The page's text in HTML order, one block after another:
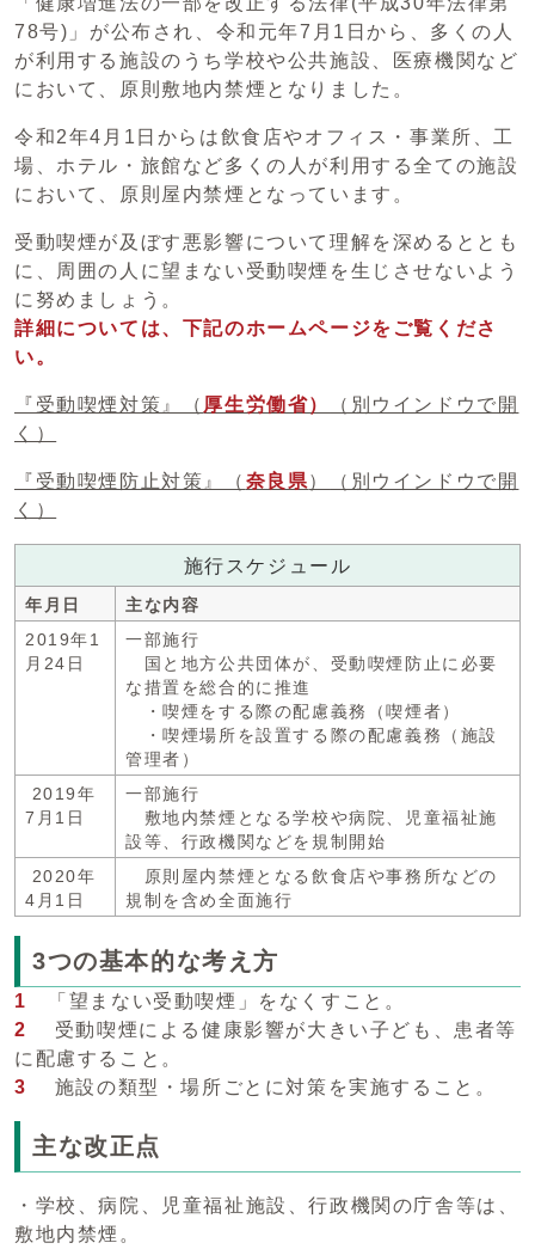
78号)」が公布され、令和元年7月1日から、多くの人
が利用する施設のうち学校や公共施設、医療機関など
において、原則敷地内禁煙となりました。
令和2年4月1日からは飲食店やオフィス・事業所、工
場、ホテル・旅館など多くの人が利用する全ての施設
において、原則屋内禁煙となっています。
受動喫煙が及ぼす悪影響について理解を深めるととも
に、周囲の人に望まない受動喫煙を生じさせないよう
に努めましょう。
詳細については、下記のホームページをご覧くださ
い。
『受動喫煙対策』（ 厚生労働省）
（別ウインドウで開
く）
『受動喫煙防止対策』（ 奈良県）
（別ウインドウで開
く）
施行スケジュール
年月日
主な内容
2019年1
月24日
一部施行
国と地方公共団体が、受動喫煙防止に必要
な措置を総合的に推進
・喫煙をする際の配慮義務（喫煙者）
・喫煙場所を設置する際の配慮義務（施設
管理者）
2019年
7月1日
一部施行
敷地内禁煙となる学校や病院、児童福祉施
設等、行政機関などを規制開始
2020年
4月1日
原則屋内禁煙となる飲食店や事務所などの
規制を含め全面施行
3つの基本的な考え方
1
「望まない受動喫煙」をなくすこと。
2 受動喫煙による健康影響が大きい子ども、患者等
に配慮すること。
3 施設の類型・場所ごとに対策を実施すること。
主な改正点
・学校、病院、児童福祉施設、行政機関の庁舎等は、
敷地内禁煙。